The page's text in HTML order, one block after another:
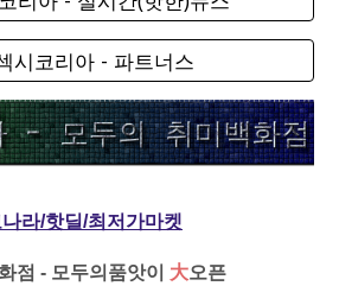
시코리아 - 파트너스
라/핫딜/최저가마켓
점 - 모두의품앗이 大오픈